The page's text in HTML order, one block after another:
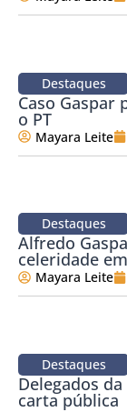
Destaques
Caso Gaspar
o PT
Mayara Leite
Destaques
Alfredo
celeridade
Mayara Leite
Destaques
Delegados
carta pública